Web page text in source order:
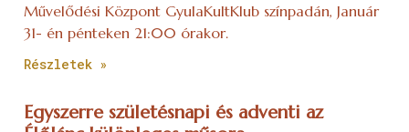
Művelődési Központ GyulaKultKlub színpadán, Január
31- én pénteken 21:00 órakor.
Részletek »
Egyszerre születésnapi és adventi az